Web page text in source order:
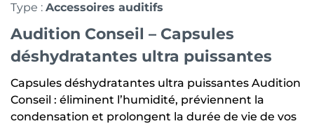
Type : Accessoires auditifs
Audition Conseil – Capsules
déshydratantes ultra puissantes
Capsules déshydratantes ultra puissantes Audition
Conseil : éliminent l’humidité, préviennent la
condensation et prolongent la durée de vie de vos